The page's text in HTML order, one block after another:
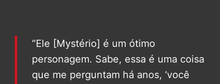
“Ele [Mystério] é um ótimo
personagem. Sabe, essa é uma coisa
que me perguntam há anos, ‘você